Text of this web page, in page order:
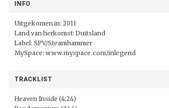
INFO
Uitgekomen in: 2011
Land van herkomst: Duitsland
Label: SPV/Steamhammer
MySpace: www.myspace.com/inlegend
TRACKLIST
Heaven Inside (4:24)